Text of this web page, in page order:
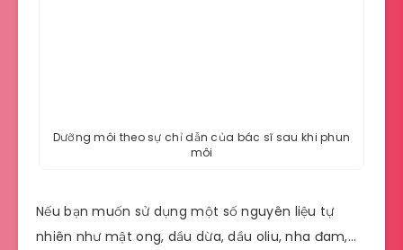
Dưỡng môi theo sự chỉ dẫn của bác sĩ sau khi phun
môi
Nếu bạn muốn sử dụng một số nguyên liệu tự
nhiên như mật ong, dầu dừa, dầu oliu, nha đam,…